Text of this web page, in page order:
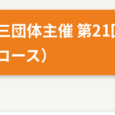
団体主催 第21
ス）